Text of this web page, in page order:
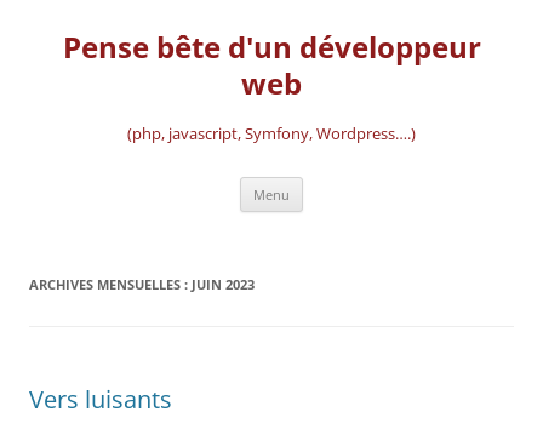
contenuPense bête d'un développeur
web
(php, javascript, Symfony, Wordpress….)
Menu
ARCHIVES MENSUELLES : JUIN 2023
Vers luisants